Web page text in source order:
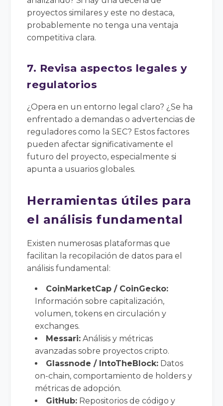
proyectos similares y este no destaca,
probablemente no tenga una ventaja
competitiva clara.
7. Revisa aspectos legales y
regulatorios
¿Opera en un entorno legal claro? ¿Se ha
enfrentado a demandas o advertencias de
reguladores como la SEC? Estos factores
pueden afectar significativamente el
futuro del proyecto, especialmente si
apunta a usuarios globales.
Herramientas útiles para
el análisis fundamental
Existen numerosas plataformas que
facilitan la recopilación de datos para el
análisis fundamental:
CoinMarketCap / CoinGecko:
Información sobre capitalización,
volumen, tokens en circulación y
exchanges.
Messari: Análisis y métricas
avanzadas sobre proyectos cripto.
Glassnode / IntoTheBlock: Datos
on-chain, comportamiento de holders y
métricas de adopción.
GitHub: Repositorios de código y